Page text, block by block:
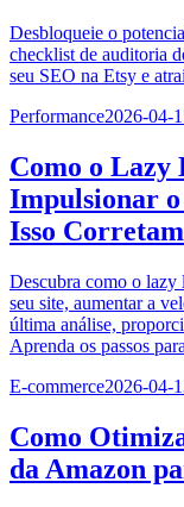
Desbloqueie o
checklist de auditoria
seu SEO na Etsy e
Performance2026-04-
Como o Lazy
Impulsionar o
Isso
Descubra como o lazy
seu site, aumentar a
última análise,
Aprenda os passos
E-commerce2026-04-
Como
da Amazon